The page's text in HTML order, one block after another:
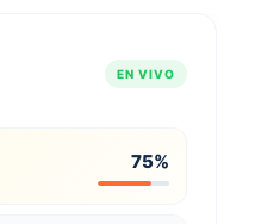
EN VIVO
75%